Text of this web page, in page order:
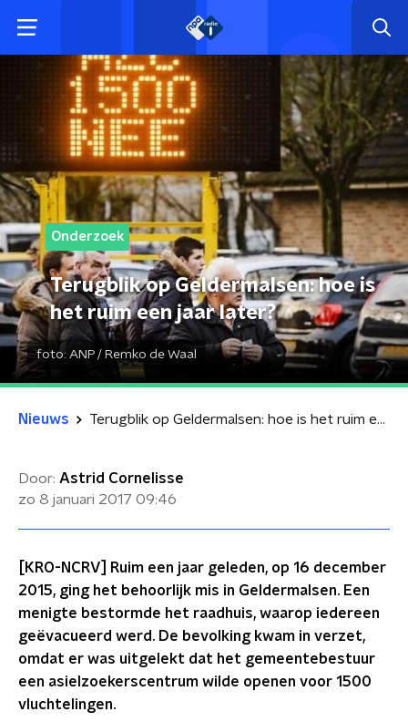
Onderzoek
Terugblik op Geldermalsen: hoe is
het ruim een jaar later?
foto: ANP / Remko de Waal
Nieuws Terugblik op Geldermalsen: hoe is het ruim een jaar later?
Door: Astrid Cornelisse
zo 8 januari 2017 09:46
[KRO-NCRV] Ruim een jaar geleden, op 16 december
2015, ging het behoorlijk mis in Geldermalsen. Een
menigte bestormde het raadhuis, waarop iedereen
geëvacueerd werd. De bevolking kwam in verzet,
omdat er was uitgelekt dat het gemeentebestuur
een asielzoekerscentrum wilde openen voor 1500
vluchtelingen.